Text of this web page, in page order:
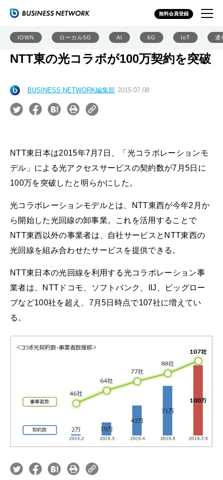
無料会員登録
IOWN ローカル5G AI 6G IoT 通
NTT東の光コラボが100万契約を突破
BUSINESS NETWORK編集部 2015.07.08
NTT東日本は2015年7月7日、「光コラボレーションモ
デル」による光アクセスサービスの契約数が7月5日に
100万を突破したと明らかにした。
光コラボレーションモデルとは、NTT東西が今年2月か
ら開始した光回線の卸事業。これを活用することで
NTT東西以外の事業者は、自社サービスとNTT東西の
光回線を組み合わせたサービスを提供できる。
NTT東日本の光回線を利用する光コラボレーション事
業者は、NTTドコモ、ソフトバンク、IIJ、ビッグロー
ブなど100社を超え、7月5日時点で107社に増えてい
る。